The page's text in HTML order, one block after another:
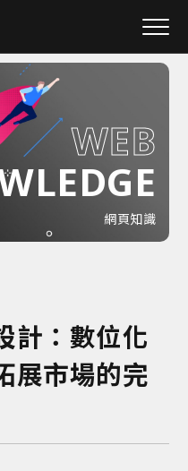
WEB
網頁知識
計：數位化
展市場的完